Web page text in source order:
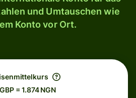
und Umtauschen wie
Konto vor Ort.
= 1.874 NGN